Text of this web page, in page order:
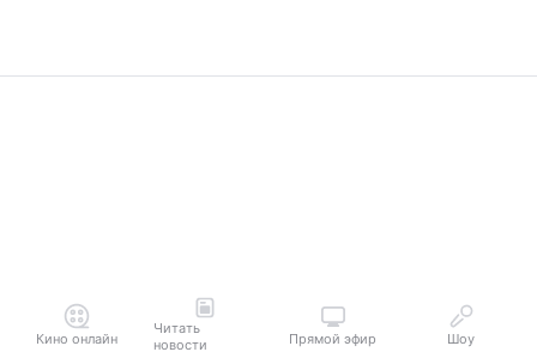
Кино онлайн
Читать
новости
Прямой эфир Шоу